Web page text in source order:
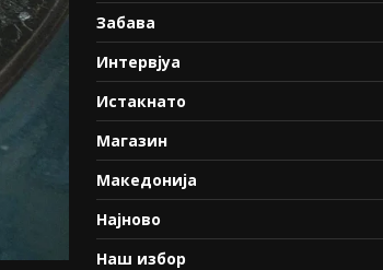
Забава
Интервјуа
Истакнато
Магазин
Македонија
Најново
Наш избор